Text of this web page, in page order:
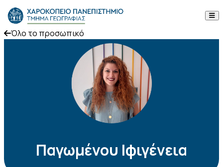
Skip to content
Το Τμήμα
Επικοινωνία
Όλο το προσωπικό
Παγωμένου Ιφιγένεια